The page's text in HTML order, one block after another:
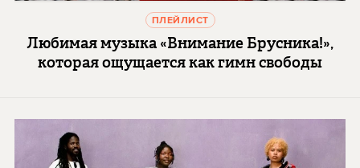
ПЛЕЙЛИСТ
Любимая музыка «Внимание Брусника!»,
которая ощущается как гимн свободы